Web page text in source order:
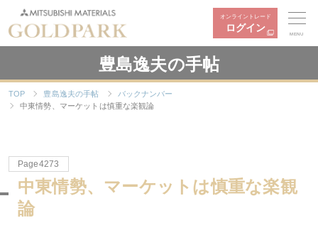
オンライントレード
ログイン
MENU
豊島逸夫の手帖
TOP 豊島逸夫の手帖
バックナンバー
中東情勢、マーケットは慎重な楽観論
Page4273
中東情勢、マーケットは慎重な楽観
論